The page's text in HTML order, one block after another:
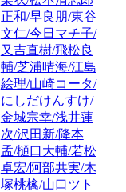
正和/早良朋/東谷
文仁/今日マチ子/
又吉直樹/飛松良
輔/芝浦晴海/江島
絵理/山崎コータ/
にしだけんすけ/
金城宗幸/浅井蓮
次/沢田新/降本
孟/樋口大輔/若松
卓宏/阿部共実/木
塚桃檎/山口ツト